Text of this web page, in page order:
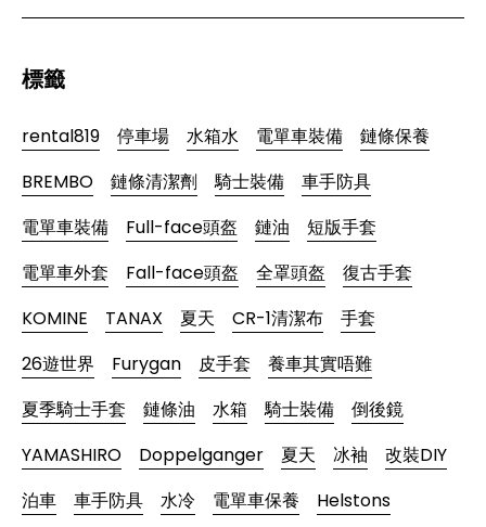
標籤
rental819 停車場 水箱水 電單車裝備
鏈條保養
BREMBO
鏈條清潔劑 騎士裝備
車手防具
電單車裝備
Full-face頭盔 鏈油
短版手套
電單車外套
Fall-face頭盔 全罩頭盔
復古手套
KOMINE
TANAX 夏天 CR-1清潔布
手套
26遊世界
Furygan 皮手套
養車其實唔難
夏季騎士手套
鏈條油 水箱 騎士裝備
倒後鏡
YAMASHIRO
Doppelganger 夏天 冰袖
改裝DIY
泊車
車手防具 水冷 電單車保養
Helstons